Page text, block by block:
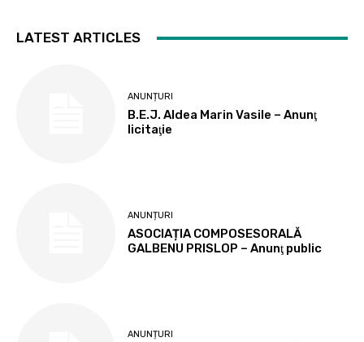
LATEST ARTICLES
ANUNȚURI
B.E.J. Aldea Marin Vasile – Anunţ
licitaţie
ANUNȚURI
ASOCIAȚIA COMPOSESORALĂ
GALBENU PRISLOP – Anunţ public
ANUNȚURI